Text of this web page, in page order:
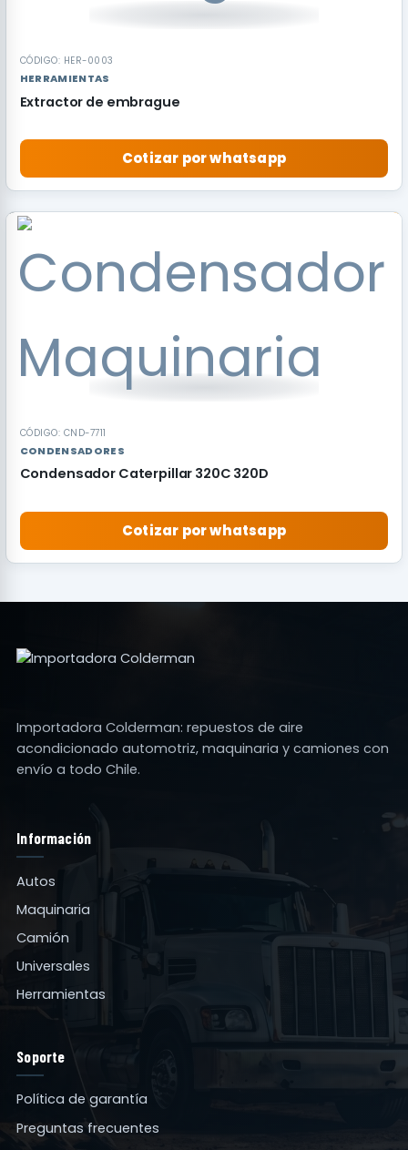
CÓDIGO: HER-0003
HERRAMIENTAS
Extractor de embrague
Cotizar por whatsapp
RECOMENDADO
CÓDIGO: CND-7711
CONDENSADORES
Condensador Caterpillar 320C 320D
Cotizar por whatsapp
Importadora Colderman: repuestos de aire
acondicionado automotriz, maquinaria y camiones con
envío a todo Chile.
Información
Autos
Maquinaria
Camión
Universales
Herramientas
Soporte
Política de garantía
Preguntas frecuentes